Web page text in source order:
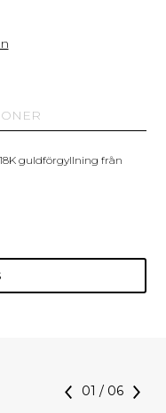
guldförgyllning från
01 / 06